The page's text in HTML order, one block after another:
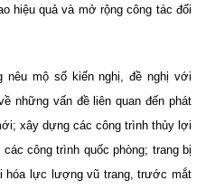
hiệu quả và mở rộng công tác đối
nêu mộ số kiến nghị, đề nghị với
những vấn đề liên quan đến phát
xây dựng các công trình thủy lợi
công trình quốc phòng; trang bị
hóa lực lượng vũ trang, trước mắt